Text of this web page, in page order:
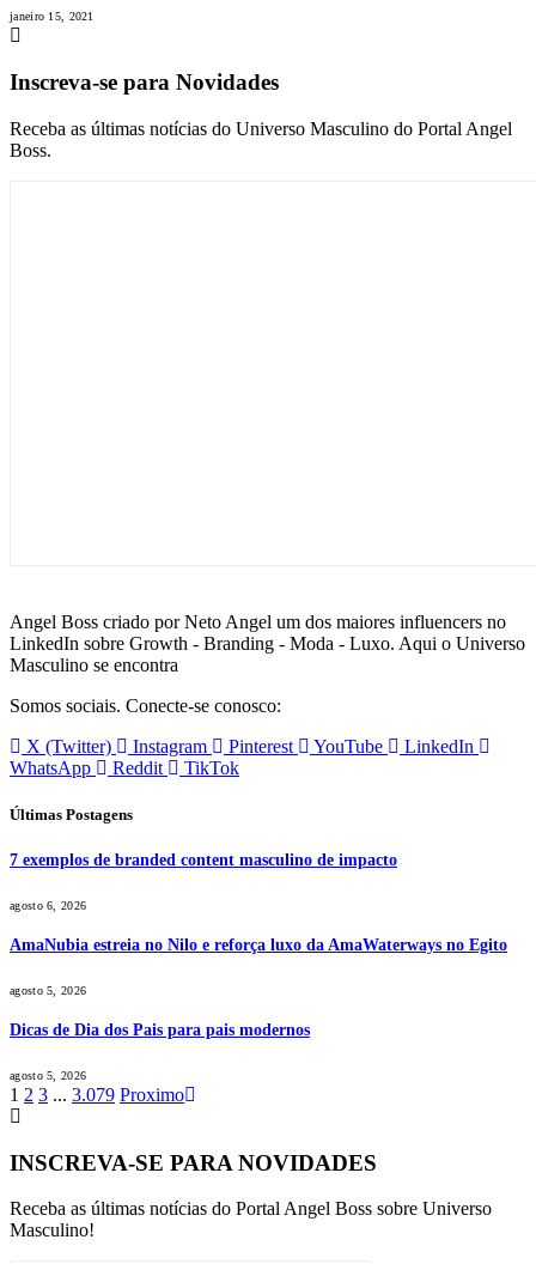
janeiro 15, 2021
Inscreva-se para Novidades
Receba as últimas notícias do Universo Masculino do Portal Angel
Boss.
Angel Boss criado por Neto Angel um dos maiores influencers no
LinkedIn sobre Growth - Branding - Moda - Luxo. Aqui o Universo
Masculino se encontra
Somos sociais. Conecte-se conosco:
X (Twitter)
Instagram Pinterest YouTube
LinkedIn
WhatsApp
Reddit TikTok
Últimas Postagens
7 exemplos de branded content masculino de impacto
agosto 6, 2026
AmaNubia estreia no Nilo e reforça luxo da AmaWaterways no Egito
agosto 5, 2026
Dicas de Dia dos Pais para pais modernos
agosto 5, 2026
1 2 3 ... 3.079 Proximo
INSCREVA-SE PARA NOVIDADES
Receba as últimas notícias do Portal Angel Boss sobre Universo
Masculino!